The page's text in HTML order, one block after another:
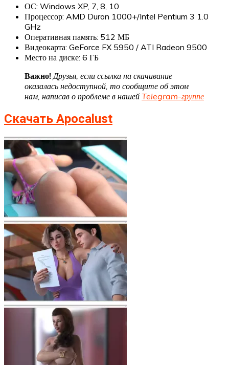
ОС: Windows XP, 7, 8, 10
Процессор: AMD Duron 1000+/Intel Pentium 3 1.0
GHz
Оперативная память: 512 МБ
Видеокарта: GeForce FX 5950 / ATI Radeon 9500
Место на диске: 6 ГБ
Важно! Друзья, если ссылка на скачивание
оказалась недоступной, то сообщите об этом
нам, написав о проблеме в нашей Telegram-группе
Скачать Apocalust